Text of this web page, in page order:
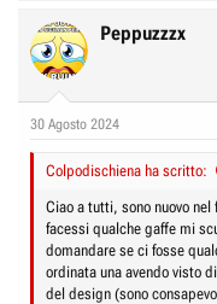
Peppuzzzx
30 Agosto 2024
Colpodischiena ha scritto:
Ciao a tutti, sono nuovo
facessi qualche gaffe mi
domandare se ci fosse
ordinata una avendo visto
del design (sono